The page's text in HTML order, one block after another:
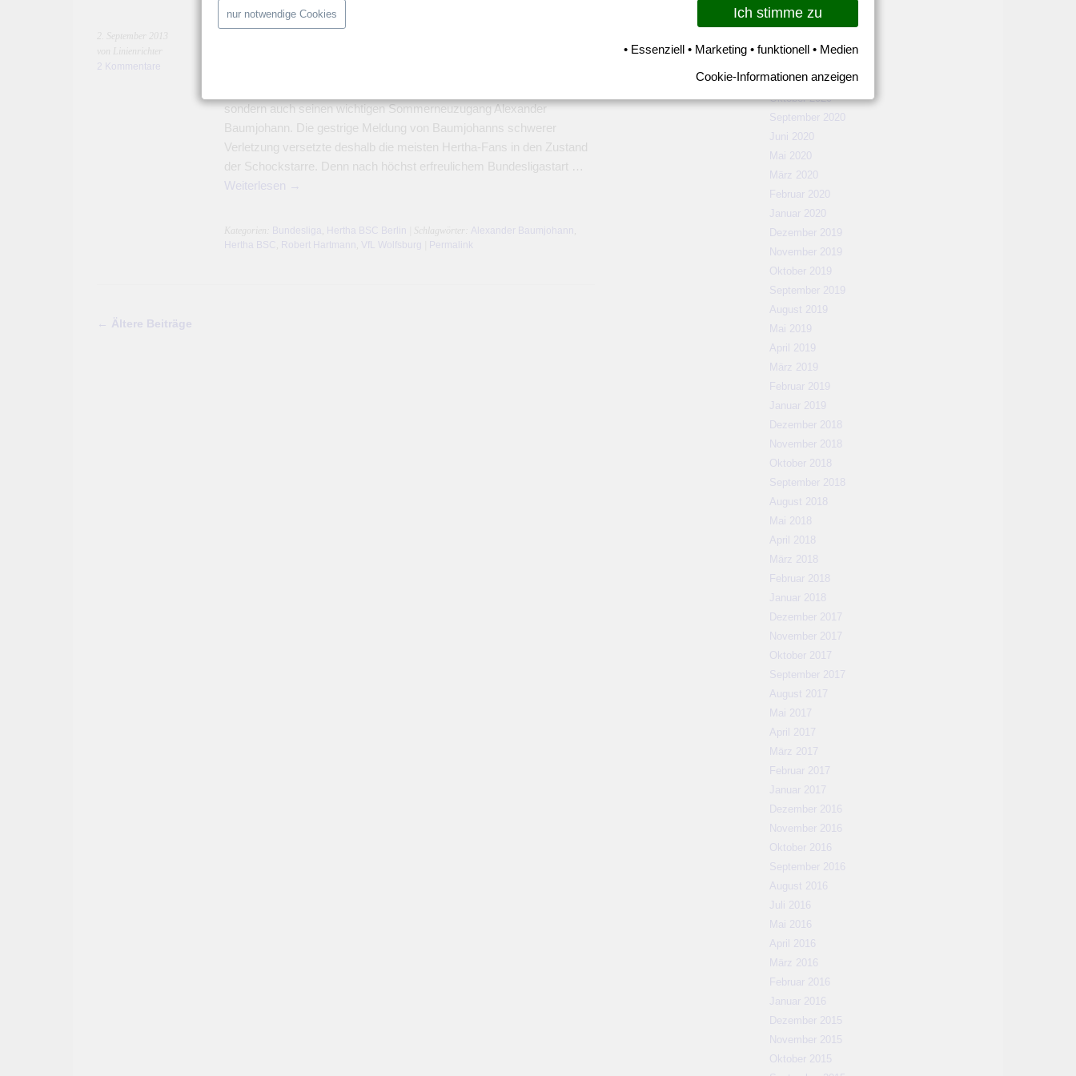
2. September 2013
von Linienrichter
2 Kommentare
sondern auch seinen wichtigen Sommerneuzugang Alexander
Baumjohann. Die gestrige Meldung von Baumjohanns schwerer
Verletzung versetzte deshalb die meisten Hertha-Fans in den Zustand
der Schockstarre. Denn nach höchst erfreulichem Bundesligastart …
Weiterlesen →
Kategorien: Bundesliga , Hertha BSC Berlin | Schlagwörter: Alexander Baumjohann ,
Hertha BSC
Robert Hartmann VfL Wolfsburg Permalink
← Ältere Beiträge
Februar 2021
November 2020
Oktober 2020
September 2020
Juni 2020
Mai 2020
März 2020
Februar 2020
Januar 2020
Dezember 2019
November 2019
Oktober 2019
September 2019
August 2019
Mai 2019
April 2019
März 2019
Februar 2019
Januar 2019
Dezember 2018
November 2018
Oktober 2018
September 2018
August 2018
Mai 2018
April 2018
März 2018
Februar 2018
Januar 2018
Dezember 2017
November 2017
Oktober 2017
September 2017
August 2017
Mai 2017
April 2017
März 2017
Februar 2017
Januar 2017
Dezember 2016
November 2016
Oktober 2016
September 2016
August 2016
Juli 2016
Mai 2016
April 2016
März 2016
Februar 2016
Januar 2016
Dezember 2015
November 2015
Oktober 2015
nur notwendige Cookies Ich stimme zu
• Essenziell • Marketing • funktionell • Medien
Cookie-Informationen anzeigen